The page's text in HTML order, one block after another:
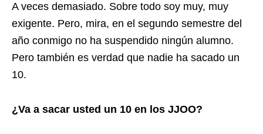
A veces demasiado. Sobre todo soy muy, muy
exigente. Pero, mira, en el segundo semestre del
año conmigo no ha suspendido ningún alumno.
Pero también es verdad que nadie ha sacado un
10.
¿Va a sacar usted un 10 en los JJOO?